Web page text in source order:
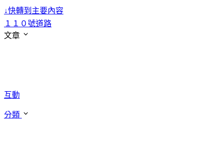
↓快轉到主要內容
１１０號道路
文章
互動
分類